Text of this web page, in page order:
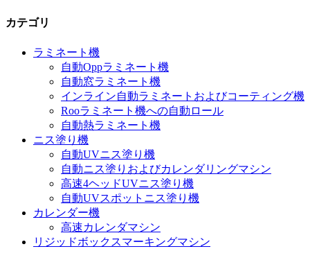
カテゴリ
ラミネート機
自動Oppラミネート機
自動窓ラミネート機
インライン自動ラミネートおよびコーティング機
Rooラミネート機への自動ロール
自動熱ラミネート機
ニス塗り機
自動UVニス塗り機
自動ニス塗りおよびカレンダリングマシン
高速4ヘッドUVニス塗り機
自動UVスポットニス塗り機
カレンダー機
高速カレンダマシン
リジッドボックスマーキングマシン